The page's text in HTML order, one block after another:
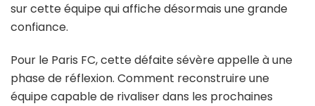
sur cette équipe qui affiche désormais une grande
confiance.
Pour le Paris FC, cette défaite sévère appelle à une
phase de réflexion. Comment reconstruire une
équipe capable de rivaliser dans les prochaines